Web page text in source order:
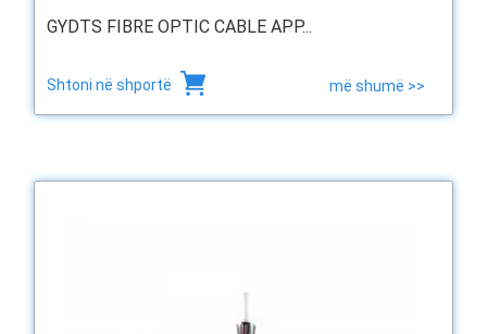
GYDTS FIBRE OPTIC CABLE APP...
Shtoni në shportë më shumë >>